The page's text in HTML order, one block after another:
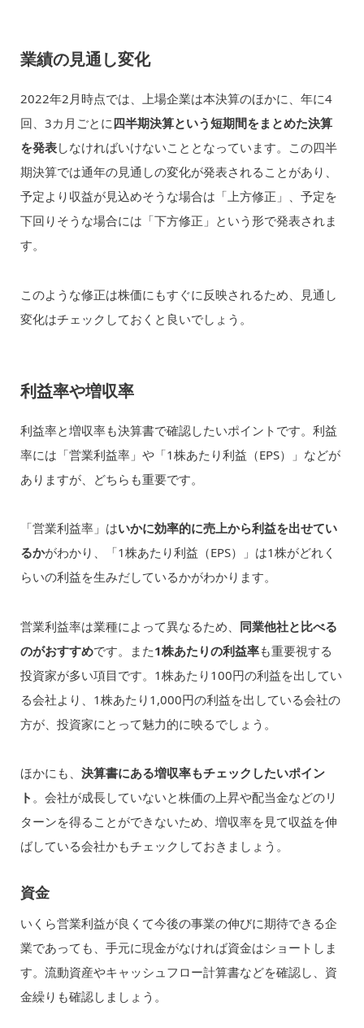
業績の見通し変化
2022年2月時点では、上場企業は本決算のほかに、年に4
回、3カ月ごとに四半期決算という短期間をまとめた決算
を発表しなければいけないこととなっています。この四半
期決算では通年の見通しの変化が発表されることがあり、
予定より収益が見込めそうな場合は「上方修正」、予定を
下回りそうな場合には「下方修正」という形で発表されま
す。
このような修正は株価にもすぐに反映されるため、見通し
変化はチェックしておくと良いでしょう。
利益率や増収率
利益率と増収率も決算書で確認したいポイントです。利益
率には「営業利益率」や「1株あたり利益（EPS）」などが
ありますが、どちらも重要です。
「営業利益率」はいかに効率的に売上から利益を出せてい
るかがわかり、「1株あたり利益（EPS）」は1株がどれく
らいの利益を生みだしているかがわかります。
営業利益率は業種によって異なるため、 同業他社と比べる
のがおすすめです。また1株あたりの利益率も重要視する
投資家が多い項目です。1株あたり100円の利益を出してい
る会社より、1株あたり1,000円の利益を出している会社の
方が、投資家にとって魅力的に映るでしょう。
ほかにも、 決算書にある増収率もチェックしたいポイン
ト 。会社が成長していないと株価の上昇や配当金などのリ
ターンを得ることができないため、増収率を見て収益を伸
ばしている会社かもチェックしておきましょう。
資金
いくら営業利益が良くて今後の事業の伸びに期待できる企
業であっても、手元に現金がなければ資金はショートしま
す。流動資産やキャッシュフロー計算書などを確認し、資
金繰りも確認しましょう。